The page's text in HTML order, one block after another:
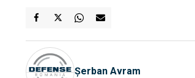
Șerban Avram